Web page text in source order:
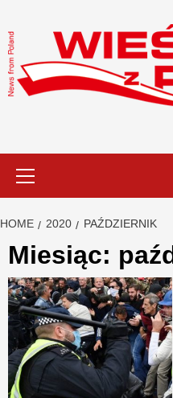
to
content
HOME 2020 PAŹDZIERNIK
Miesiąc: